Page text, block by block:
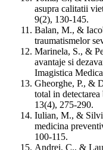
asupra calitatii
9(2), 130-145.
Balan, M., &
traumatismelor
Marinela, S., &
avantaje si
Imagistica
Gheorghe, P., &
total in
13(4), 275-290.
Iulian, M., &
medicina
100-115.
Andrei, C., &